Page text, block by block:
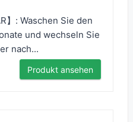
】: Waschen Sie den
und wechseln Sie
nach...
Produkt ansehen